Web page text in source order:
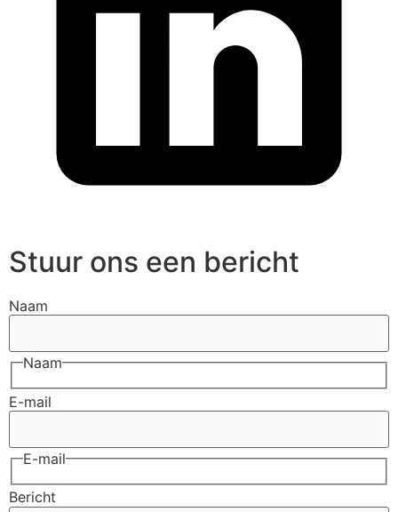
Stuur ons een bericht
Naam
Naam
E-mail
E-mail
Bericht